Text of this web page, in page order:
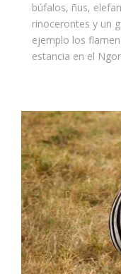
búfalos, ñus,
rinocerontes y un
ejemplo los
estancia en el